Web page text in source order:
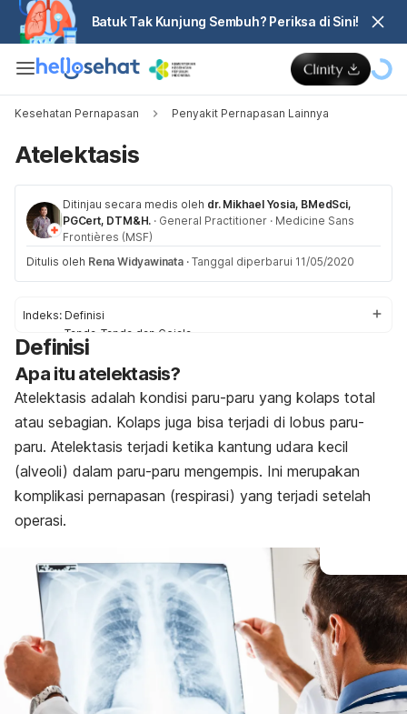
Batuk Tak Kunjung Sembuh? Periksa di Sini!
Kesehatan Pernapasan Penyakit Pernapasan Lainnya
Atelektasis
Ditinjau secara medis oleh dr. Mikhael Yosia, BMedSci,
PGCert, DTM&H. · General Practitioner · Medicine Sans
Frontières (MSF)
Ditulis oleh Rena Widyawinata · Tanggal diperbarui 11/05/2020
Indeks: Definisi
Tanda-Tanda dan Gejala
Penyebab
Faktor Pemicu
Pencegahan
Definisi
Apa itu atelektasis?
Atelektasis adalah kondisi paru-paru yang kolaps total
atau sebagian. Kolaps juga bisa terjadi di lobus paru-
paru. Atelektasis terjadi ketika kantung udara kecil
(alveoli) dalam paru-paru mengempis. Ini merupakan
komplikasi pernapasan (respirasi) yang terjadi setelah
operasi.